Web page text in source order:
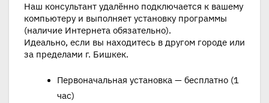
Наш консультант удалённо подключается к вашему
компьютеру и выполняет установку программы
(наличие Интернета обязательно).
Идеально, если вы находитесь в другом городе или
за пределами г. Бишкек.
Первоначальная установка — бесплатно (1
час)